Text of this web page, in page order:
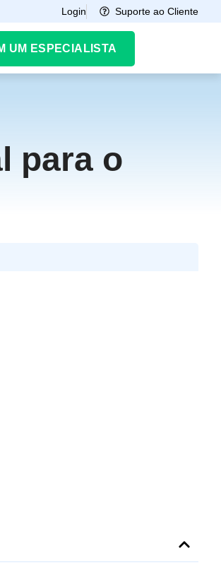
Login Suporte ao Cliente
UM ESPECIALISTA
para o